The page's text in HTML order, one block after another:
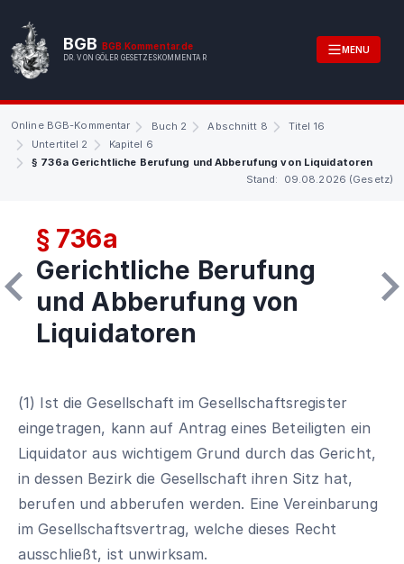
BGB BGB.Kommentar.de
DR. VON GÖLER GESETZESKOMMENTAR
MENU
Online BGB-Kommentar Buch 2 Abschnitt 8
Titel 16
Untertitel 2
Kapitel 6
§ 736a Gerichtliche Berufung und Abberufung von Liquidatoren
Stand: 09.08.2026 (Gesetz)
§ 736a
Gerichtliche Berufung
und Abberufung von
Liquidatoren
(1) Ist die Gesellschaft im Gesellschaftsregister
eingetragen, kann auf Antrag eines Beteiligten ein
Liquidator aus wichtigem Grund durch das Gericht,
in dessen Bezirk die Gesellschaft ihren Sitz hat,
berufen und abberufen werden. Eine Vereinbarung
im Gesellschaftsvertrag, welche dieses Recht
ausschließt, ist unwirksam.